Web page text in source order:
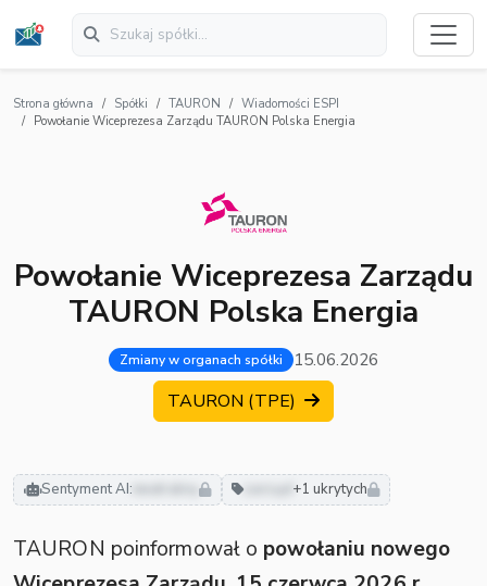
Strona główna Spółki TAURON
Wiadomości ESPI
Powołanie Wiceprezesa Zarządu TAURON Polska Energia
Powołanie Wiceprezesa Zarządu
TAURON Polska Energia
Zmiany w organach spółki 15.06.2026
TAURON (TPE)
Sentyment AI: neutralny +1 ukrytych
TAURON poinformował o powołaniu nowego